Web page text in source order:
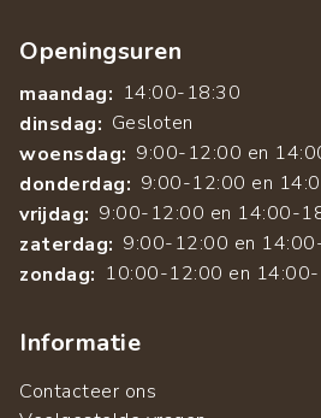
Openingsuren
maandag: 14:00-18:30
dinsdag: Gesloten
woensdag: 9:00-12:00 en
donderdag: 9:00-12:00 en
vrijdag: 9:00-12:00 en 14:00-
zaterdag: 9:00-12:00 en
zondag: 10:00-12:00 en
Informatie
Contacteer ons